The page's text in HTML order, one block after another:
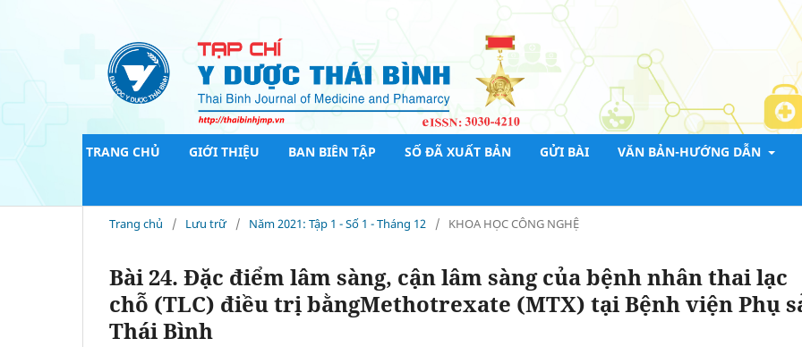
TRANG CHỦ GIỚI THIỆU BAN BIÊN TẬP SỐ ĐÃ XUẤT BẢN GỬI BÀI VĂN BẢN-HƯỚNG DẪN
Trang chủ / Lưu trữ / Năm 2021: Tập 1 - Số 1 - Tháng 12 / KHOA HỌC CÔNG NGHỆ
Bài 24. Đặc điểm lâm sàng, cận lâm sàng của bệnh nhân thai lạc
chỗ (TLC) điều trị bằngMethotrexate (MTX) tại Bệnh viện Phụ
Thái Bình